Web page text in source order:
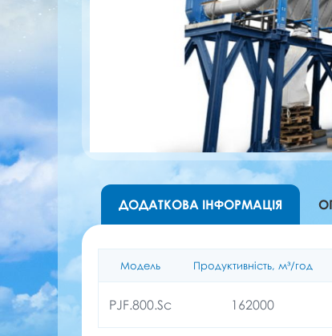
ДОДАТКОВА ІНФОРМАЦІЯ
Модель Продуктивність, м³/год
PJF.800.Sc 162000